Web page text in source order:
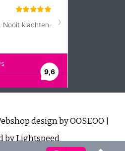
design byOOSEOO
byLightspeed